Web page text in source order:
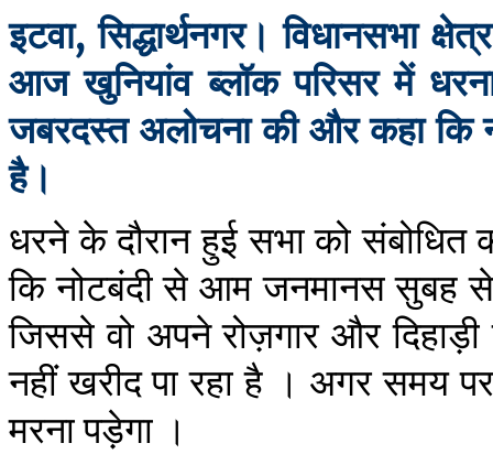
इटवा, सिद्धार्थनगर। विधानसभा
आज खुनियांव ब्लॉक परिसर में
जबरदस्त अलोचना की और कहा कि
है।
धरने के दौरान हुई सभा को संबोधित
कि नोटबंदी से आम जनमानस सुबह से
जिससे वो अपने रोज़गार और
नहीं खरीद पा रहा है । अगर समय
मरना पड़ेगा ।